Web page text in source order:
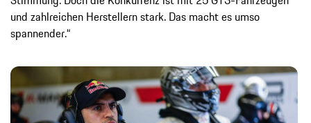
und zahlreichen Herstellern stark. Das macht es umso
spannender.“